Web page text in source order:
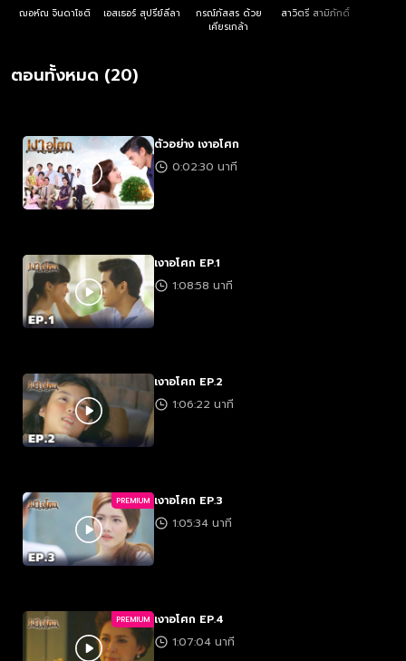
ฌอห์ณ จินดาโชติ เอสเธอร์ สุปรีย์ลีลา
กรณ์ภัสสร ด้วย
เศียรเกล้า
สาวิตรี สามิภักดิ์
ตอนทั้งหมด (20)
ตัวอย่าง เงาอโศก
0:02:30 นาที
เงาอโศก EP.1
1:08:58 นาที
เงาอโศก EP.2
1:06:22 นาที
PREMIUM เงาอโศก EP.3
1:05:34 นาที
PREMIUM เงาอโศก EP.4
1:07:04 นาที